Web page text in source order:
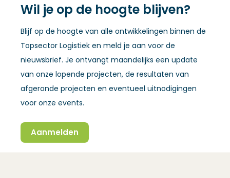
Wil je op de hoogte blijven?
Blijf op de hoogte van alle ontwikkelingen binnen de
Topsector Logistiek en meld je aan voor de
nieuwsbrief. Je ontvangt maandelijks een update
van onze lopende projecten, de resultaten van
afgeronde projecten en eventueel uitnodigingen
voor onze events.
Aanmelden
(Opent in een nieuw venster)